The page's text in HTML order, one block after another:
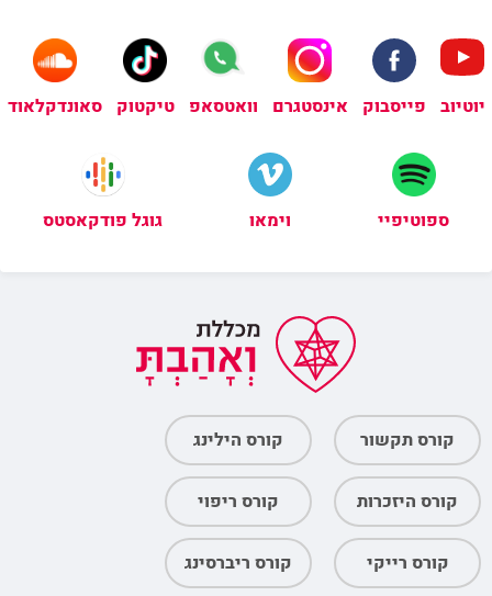
יוטיוב פייסבוק אינסטגרם וואטסאפ טיקטוק סאונדקלאוד
ספוטיפיי וימאו גוגל פודקאסטס
קורס תקשור קורס הילינג
קורס היזכרות קורס ריפוי
קורס רייקי קורס ריברסינג